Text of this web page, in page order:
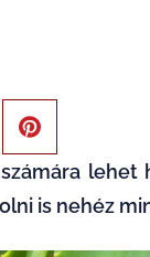
lehet
is nehéz